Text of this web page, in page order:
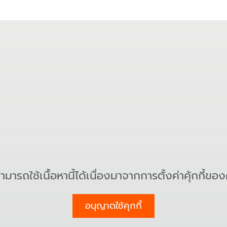
มารถใช้เนื้อหานี้ได้เนื่องมาจากการตั้งค่าคุ้กกี้ข
อนุญาตใช้คุกกี้